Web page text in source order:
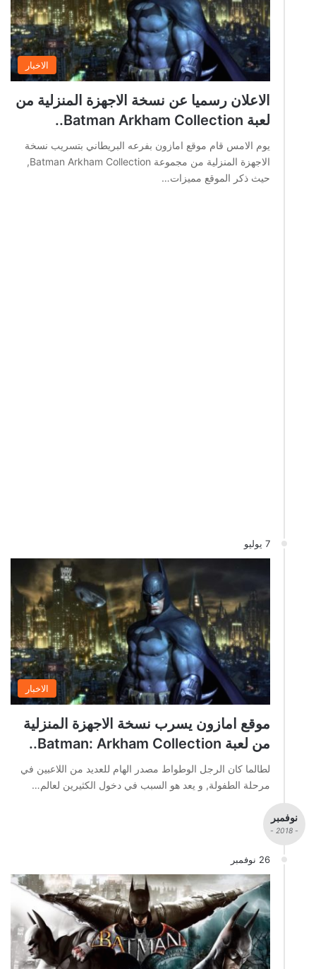
الاخبار
الاعلان رسميا عن نسخة الاجهزة المنزلية من
لعبة Batman Arkham Collection..
يوم الامس قام موقع امازون بفرعه البريطاني بتسريب نسخة
الاجهزة المنزلية من مجموعة Batman Arkham Collection,
حيث ذكر الموقع مميزات…
7 يوليو
الاخبار
موقع امازون يسرب نسخة الاجهزة المنزلية
من لعبة Batman: Arkham Collection..
لطالما كان الرجل الوطواط مصدر الهام للعديد من اللاعبين في
مرحلة الطفولة, و يعد هو السبب في دخول الكثيرين لعالم…
نوفمبر
- 2018 -
26 نوفمبر